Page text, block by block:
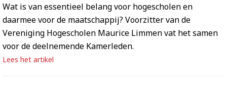
Wat is van essentieel belang voor hogescholen en
daarmee voor de maatschappij? Voorzitter van de
Vereniging Hogescholen Maurice Limmen vat het samen
voor de deelnemende Kamerleden.
Lees het artikel